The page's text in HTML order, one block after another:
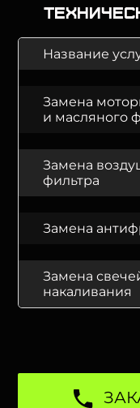
Название
Замена
и масляного
Замена
фильтра
Замена
Замена
накаливания